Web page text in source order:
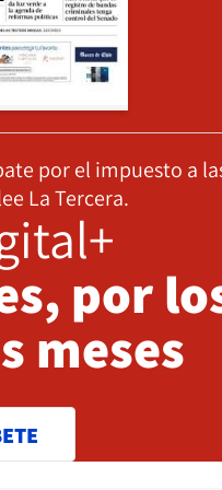
por el impuesto a
La Tercera.
por
meses